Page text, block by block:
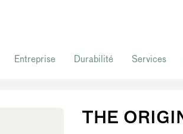
Entreprise Durabilité Services
THE